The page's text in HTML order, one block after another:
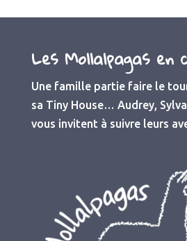
Les Mollalpagas en
Une famille partie faire le
sa Tiny House… Audrey,
vous invitent à suivre leurs